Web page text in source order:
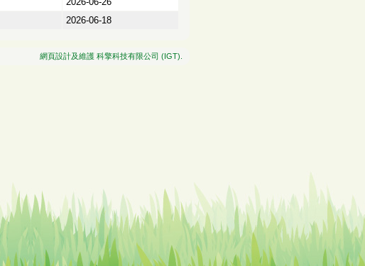
2026-06-18
網頁設計及維護 科擎科技有限公司 (IGT)